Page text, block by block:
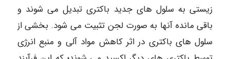
زیستی به سلول های جدید باکتری تبدیل می شوند و
باقی مانده آنها به صورت لجن تثبیت می شود. بخشی از
سلول های باکتری در اثر کاهش مواد آلی و منبع انرژی